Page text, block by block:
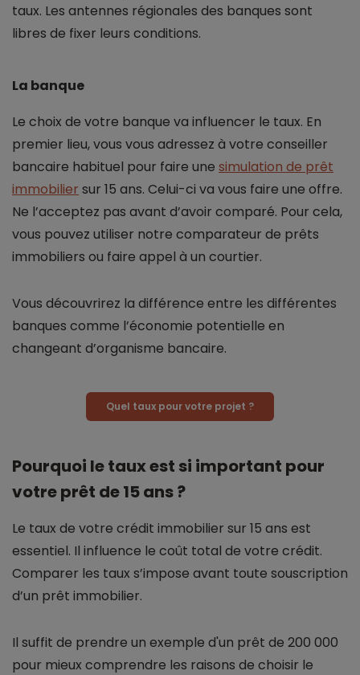
taux. Les antennes régionales des banques sont
libres de fixer leurs conditions.
La banque
Le choix de votre banque va influencer le taux. En
premier lieu, vous vous adressez à votre conseiller
bancaire habituel pour faire une simulation de prêt
immobilier sur 15 ans. Celui-ci va vous faire une offre.
Ne l’acceptez pas avant d’avoir comparé. Pour cela,
vous pouvez utiliser notre comparateur de prêts
immobiliers ou faire appel à un courtier.
Vous découvrirez la différence entre les différentes
banques comme l’économie potentielle en
changeant d’organisme bancaire.
Quel taux pour votre projet ?
Pourquoi le taux est si important pour
votre prêt de 15 ans ?
Le taux de votre crédit immobilier sur 15 ans est
essentiel. Il influence le coût total de votre crédit.
Comparer les taux s’impose avant toute souscription
d’un prêt immobilier.
Il suffit de prendre un exemple d'un prêt de 200 000
pour mieux comprendre les raisons de choisir le